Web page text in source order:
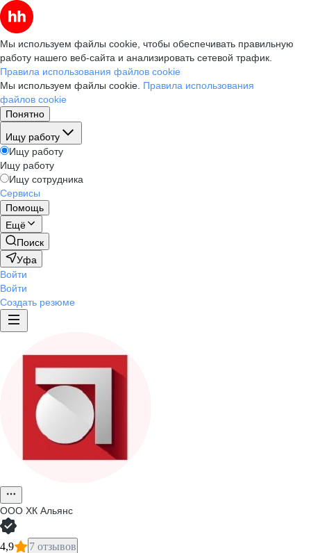
Мы используем файлы cookie, чтобы обеспечивать правильную
работу нашего веб-сайта и анализировать сетевой трафик.
Правила использования файлов cookie
Мы используем файлы cookie. Правила использования
файлов cookie
Понятно
Ищу работу
Ищу работу
Ищу работу
Ищу сотрудника
Сервисы
Помощь
Ещё
Поиск
Уфа
Войти
Войти
Создать резюме
ООО ХК Альянс
4,9 7 отзывов